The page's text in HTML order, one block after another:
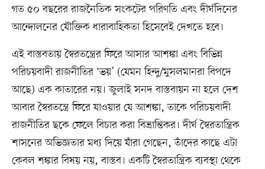
গত ৫০ বছরের রাজনৈতিক সংকটের পরিণতি এবং দীর্ঘদিনের
আন্দোলনের যৌক্তিক ধারাবাহিকতা হিসেবেই দেখতে হবে।
এই বাস্তবতায় স্বৈরতন্ত্রের ফিরে আসার আশঙ্কা এবং বিভিন্ন
পরিচয়বাদী রাজনীতির ‘ভয়’ (যেমন হিন্দু/মুসলমানরা বিপদে
আছে) এক কাতারের নয়। জুলাই সনদ বাস্তবায়ন না হলে দেশ
আবার স্বৈরতন্ত্রে ফিরে যাওয়ার যে আশঙ্কা, তাকে পরিচয়বাদী
রাজনীতির ছকে ফেলে বিচার করা বিভ্রান্তিকর। দীর্ঘ স্বৈরতান্ত্রিক
শাসনের অভিজ্ঞতার মধ্য দিয়ে যাঁরা গেছেন, তাঁদের কাছে এটা
কেবল শঙ্কার বিষয় নয়, বাস্তব। একটি স্বৈরতান্ত্রিক ব্যবস্থা থেকে